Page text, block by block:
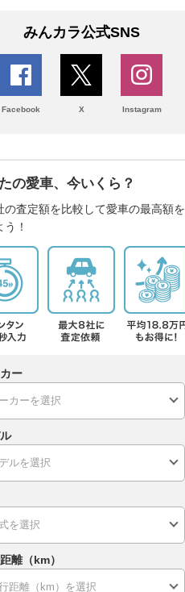
みんカラ公式SNS
Facebook X Instagram
の愛車、今いくら？
の査定額を比較して愛車の最高額を
！
ー
離（km）